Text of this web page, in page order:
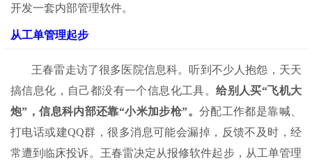
开发一套内部管理软件。
从工单管理起步
王春雷走访了很多医院信息科。听到不少人抱怨，天天
搞信息化，自己都没有一个信息化工具。给别人买“飞机大
炮”，信息科内部还靠“小米加步枪”。 分配工作都是靠喊、
打电话或建QQ群，很多消息可能会漏掉，反馈不及时，经
常遭到临床投诉。王春雷决定从报修软件起步，从工单管理